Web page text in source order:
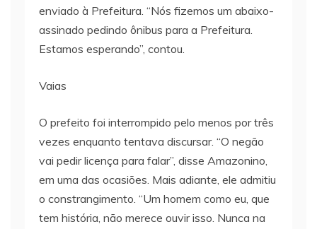
enviado à Prefeitura. “Nós fizemos um abaixo-
assinado pedindo ônibus para a Prefeitura.
Estamos esperando”, contou.
Vaias
O prefeito foi interrompido pelo menos por três
vezes enquanto tentava discursar. “O negão
vai pedir licença para falar”, disse Amazonino,
em uma das ocasiões. Mais adiante, ele admitiu
o constrangimento. “Um homem como eu, que
tem história, não merece ouvir isso. Nunca na